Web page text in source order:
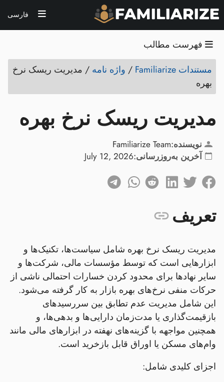
فارسی
فهرست مطالب
مستندات Familiarize
/ واژه نامه / مدیریت ریسک نرخ
بهره
مدیریت ریسک نرخ بهره
نویسنده:Familiarize Team
آخرین به‌روزرسانی:July 12, 2026
تعریف
مدیریت ریسک نرخ بهره شامل سیاست‌ها، تکنیک‌ها و
ابزارهایی است که توسط مؤسسات مالی، شرکت‌ها و
سایر نهادها برای محدود کردن خسارات احتمالی ناشی از
حرکات منفی نرخ‌های بهره بازار به کار گرفته می‌شود.
این شامل مدیریت عدم تطابق بین سررسیدهای
بازقیمت‌گذاری یا مدت‌زمان دارایی‌ها و بدهی‌ها، و
همچنین مواجهه با گزینه‌های نهفته در ابزارهای مالی مانند
وام‌های مسکن یا اوراق قابل بازخرید است.
اجزای کلیدی شامل: